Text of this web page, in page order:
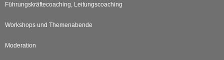
Führungskräftecoaching, Leitungscoaching
Workshops und Themenabende
Moderation